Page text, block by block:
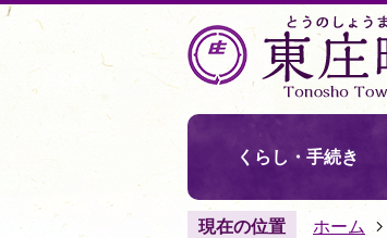
くらし・手続き
現在の位置 ホーム